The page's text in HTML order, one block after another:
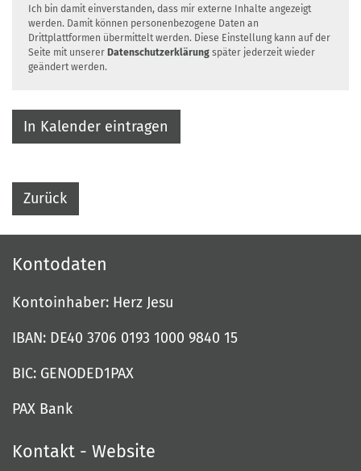
Ich bin damit einverstanden, dass mir externe Inhalte angezeigt
werden. Damit können personenbezogene Daten an
Drittplattformen übermittelt werden. Diese Einstellung kann auf der
Seite mit unserer Datenschutzerklärung später jederzeit wieder
geändert werden.
In Kalender eintragen
Zurück
Kontodaten
Kontoinhaber: Herz Jesu
IBAN: DE40 3706 0193 1000 9840 15
BIC: GENODED1PAX
PAX Bank
Kontakt - Website